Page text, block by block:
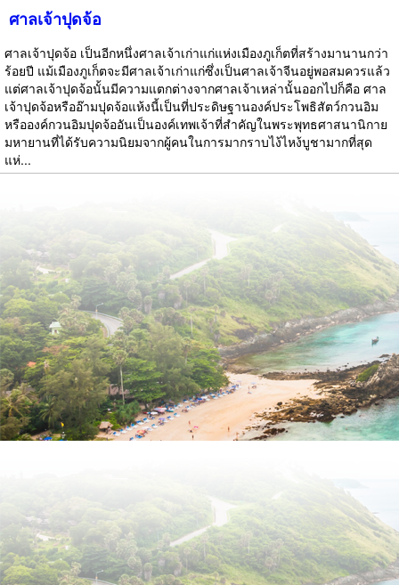
ศาลเจ้าปุดจ้อ
ศาลเจ้าปุดจ้อ เป็นอีกหนึ่งศาลเจ้าเก่าแก่แห่งเมืองภูเก็ตที่สร้างมานานกว่า
ร้อยปี แม้เมืองภูเก็ตจะมีศาลเจ้าเก่าแก่ซึ่งเป็นศาลเจ้าจีนอยู่พอสมควรแล้ว
แต่ศาลเจ้าปุดจ้อนั้นมีความแตกต่างจากศาลเจ้าเหล่านั้นออกไปก็คือ ศาล
เจ้าปุดจ้อหรืออ๊ามปุดจ้อแห้งนี้เป็นที่ประดิษฐานองค์ประโพธิสัตว์กวนอิม
หรือองค์กวนอิมปุดจ้ออันเป็นองค์เทพเจ้าที่สำคัญในพระพุทธศาสนานิกาย
มหายานที่ได้รับความนิยมจากผู้คนในการมากราบไง้ไหง้บูชามากที่สุด
แห่...